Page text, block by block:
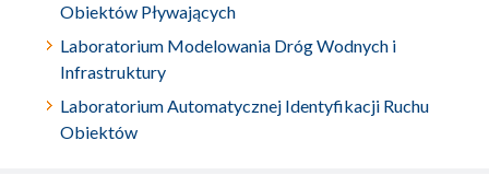
Obiektów Pływających
Laboratorium Modelowania Dróg Wodnych i
Infrastruktury
Laboratorium Automatycznej Identyfikacji Ruchu
Obiektów